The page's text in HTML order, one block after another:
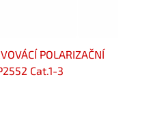
POLARIZAČNÍ
Cat.1-3